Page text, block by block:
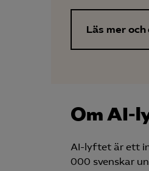
Läs mer
Om AI-
AI-lyftet är ett
000 svenskar